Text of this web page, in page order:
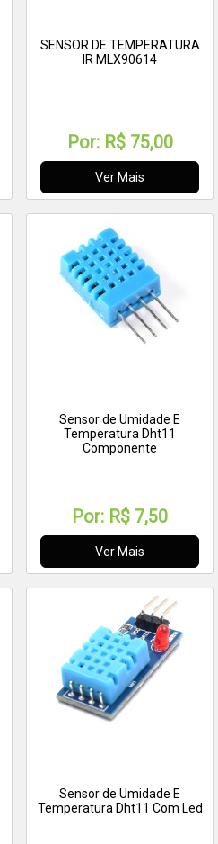
SENSOR DE TEMPERATURA
IR MLX90614
Por: R$ 75,00
Ver Mais
Sensor de Umidade E
Temperatura Dht11
Componente
Por: R$ 7,50
Ver Mais
Sensor de Umidade E
Temperatura Dht11 Com Led